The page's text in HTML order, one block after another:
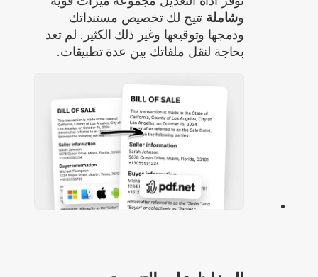
وشاملة تتيح لك تخصيص مستنداتك
ودمجها وتوقيعها وغير ذلك الكثير. لم تعد
بحاجة لنقل ملفاتك بين عدة تطبيقات.